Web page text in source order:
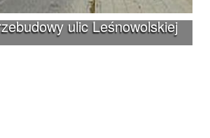
ulic Leśnowolskiej